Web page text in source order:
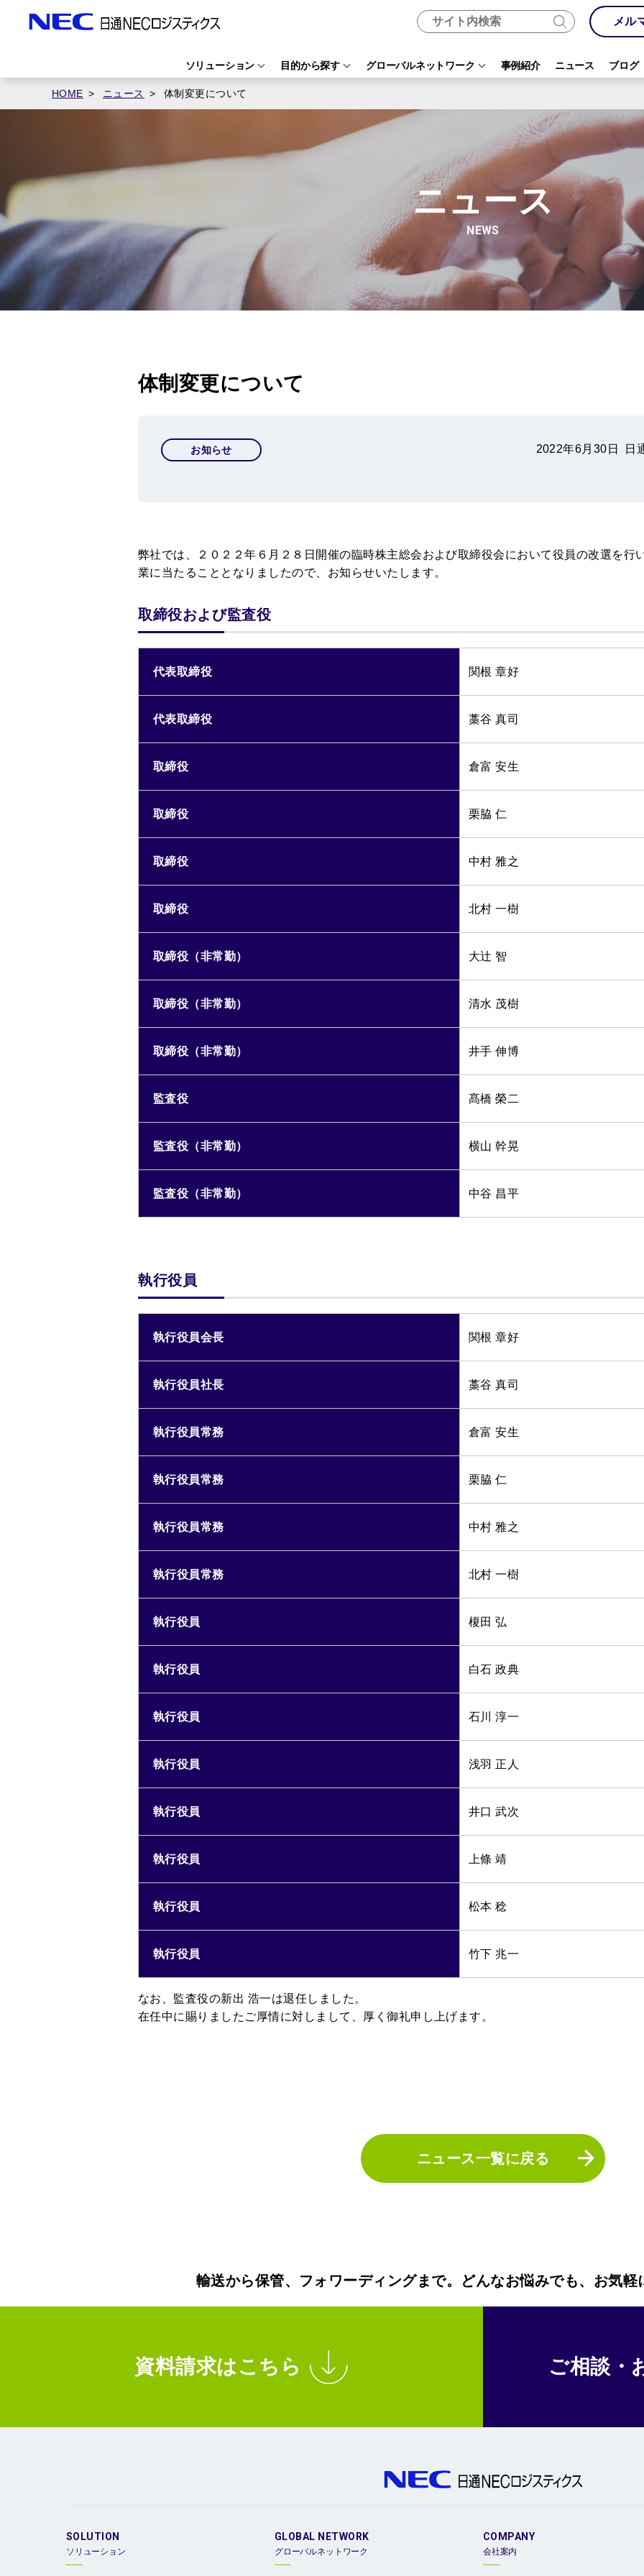
メル
ソリューション 目的から探す グローバルネットワーク 事例紹介 ニュース ブログ
HOME ニュース 体制変更について
ニュース
NEWS
体制変更について
お知らせ 2022年6月30日 日
弊社では、２０２２年６月２８日開催の臨時株主総会および取締役会において役員の改選を行
業に当たることとなりましたので、お知らせいたします。
取締役および監査役
代表取締役 関根 章好
代表取締役 藁谷 真司
取締役 倉富 安生
取締役 栗脇 仁
取締役 中村 雅之
取締役 北村 一樹
取締役（非常勤） 大辻 智
取締役（非常勤） 清水 茂樹
取締役（非常勤） 井手 伸博
監査役 髙橋 榮二
監査役（非常勤） 横山 幹晃
監査役（非常勤） 中谷 昌平
執行役員
執行役員会長 関根 章好
執行役員社長 藁谷 真司
執行役員常務 倉富 安生
執行役員常務 栗脇 仁
執行役員常務 中村 雅之
執行役員常務 北村 一樹
執行役員 榎田 弘
執行役員 白石 政典
執行役員 石川 淳一
執行役員 浅羽 正人
執行役員 井口 武次
執行役員 上條 靖
執行役員 松本 稔
執行役員 竹下 兆一
なお、監査役の新出 浩一は退任しました。
在任中に賜りましたご厚情に対しまして、厚く御礼申し上げます。
ニュース一覧に戻る
輸送から保管、フォワーディングまで。どんなお悩みでも、お気軽
資料請求はこちら ご相談・
SOLUTION
ソリューション
GLOBAL NETWORK
グローバルネットワーク
COMPANY
会社案内